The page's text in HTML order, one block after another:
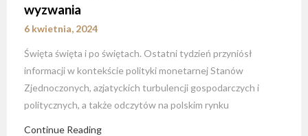
wyzwania
6 kwietnia, 2024
Święta święta i po świętach. Ostatni tydzień przyniósł
informacji w kontekście polityki monetarnej Stanów
Zjednoczonych, azjatyckich turbulencji gospodarczych i
politycznych, a także odczytów na polskim rynku
Continue Reading